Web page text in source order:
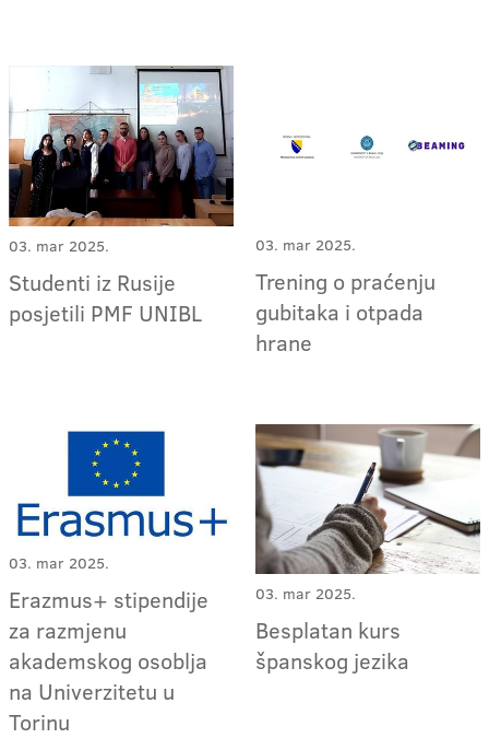
03. mar 2025.
Studenti iz Rusije
posjetili PMF UNIBL
03. mar 2025.
Trening o praćenju
gubitaka i otpada
hrane
03. mar 2025.
Erazmus+ stipendije
za razmjenu
akademskog osoblja
na Univerzitetu u
Torinu
03. mar 2025.
Besplatan kurs
španskog jezika